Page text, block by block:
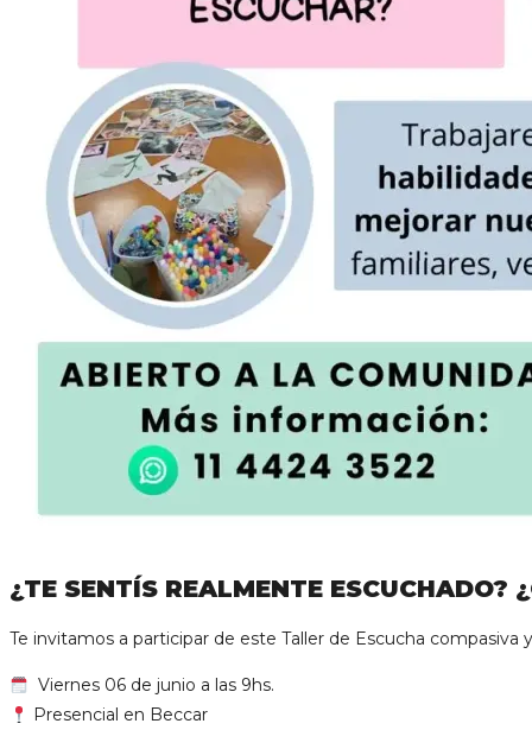
¿TE SENTÍS REALMENTE ESCUCHADO?
Te invitamos a participar de este Taller de Escucha compasiva
Viernes 06 de junio a las 9hs.
Presencial en Beccar